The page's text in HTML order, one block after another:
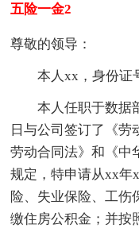
五险一金2
尊敬的领导：
本人xx，身份证号
本人任职于数据
日与公司签订了《劳
劳动合同法》和《中
规定，特申请从xx年
险、失业保险、工伤
缴住房公积金；并按